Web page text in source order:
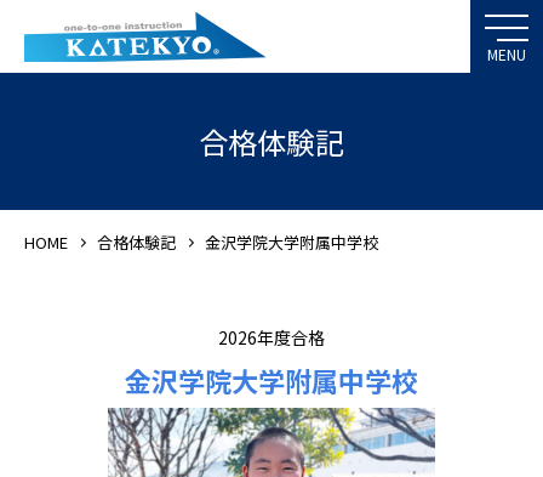
合格体験記
HOME 合格体験記 金沢学院大学附属中学校
2026年度合格
金沢学院大学附属中学校